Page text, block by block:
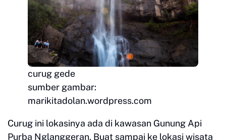
curug gede
sumber gambar:
marikitadolan.wordpress.com
Curug ini lokasinya ada di kawasan Gunung Api
Purba Nglanggeran. Buat sampai ke lokasi wisata